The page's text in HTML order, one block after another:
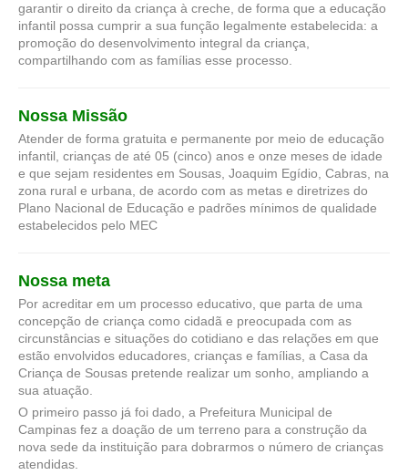
garantir o direito da criança à creche, de forma que a educação
infantil possa cumprir a sua função legalmente estabelecida: a
promoção do desenvolvimento integral da criança,
compartilhando com as famílias esse processo.
Nossa Missão
Atender de forma gratuita e permanente por meio de educação
infantil, crianças de até 05 (cinco) anos e onze meses de idade
e que sejam residentes em Sousas, Joaquim Egídio, Cabras, na
zona rural e urbana, de acordo com as metas e diretrizes do
Plano Nacional de Educação e padrões mínimos de qualidade
estabelecidos pelo MEC
Nossa meta
Por acreditar em um processo educativo, que parta de uma
concepção de criança como cidadã e preocupada com as
circunstâncias e situações do cotidiano e das relações em que
estão envolvidos educadores, crianças e famílias, a Casa da
Criança de Sousas pretende realizar um sonho, ampliando a
sua atuação.
O primeiro passo já foi dado, a Prefeitura Municipal de
Campinas fez a doação de um terreno para a construção da
nova sede da instituição para dobrarmos o número de crianças
atendidas.